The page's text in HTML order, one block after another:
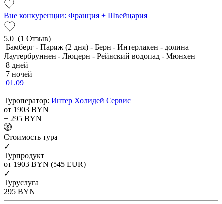
Вне конкуренции: Франция + Швейцария
5.0 (1 Отзыв)
Бамберг - Париж (2 дня) - Берн - Интерлакен - долина
Лаутербруннен - Люцерн - Рейнский водопад - Мюнхен
8 дней
7 ночей
01.09
Туроператор: Интер Холидей Сервис
от 1903 BYN
+ 295 BYN
Cтоимость тура
✓
Турпродукт
от 1903 BYN (545 EUR)
✓
Туруслуга
295 BYN